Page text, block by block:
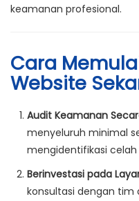
keamanan profesional.
Cara
Website
Audit Keamanan
menyeluruh minimal
mengidentifikasi
Berinvestasi pada
konsultasi dengan tim